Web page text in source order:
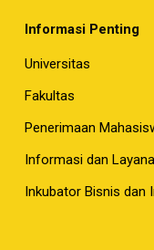
Informasi Penting
Universitas
Fakultas
Penerimaan
Informasi dan
Inkubator Bisnis dan